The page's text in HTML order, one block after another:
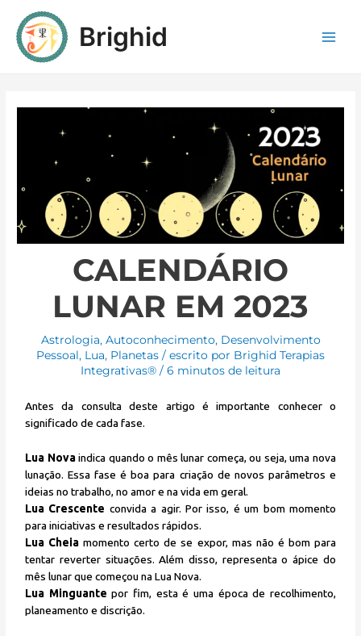
Brighid
CALENDÁRIO
LUNAR EM 2023
Astrologia, Autoconhecimento, Desenvolvimento
Pessoal, Lua, Planetas / escrito por Brighid Terapias
Integrativas® / 6 minutos de leitura
Antes da consulta deste artigo é importante conhecer o
significado de cada fase.
Lua Novaindica quando o mês lunar começa, ou seja, uma nova
lunação. Essa fase é boa para criação de novos parâmetros e
ideias no trabalho, no amor e na vida em geral.
Lua Crescente convida a agir. Por isso, é um bom momento
para iniciativas e resultados rápidos.
Lua Cheia momento certo de se expor, mas não é bom para
tentar reverter situações. Além disso, representa o ápice do
mês lunar que começou na Lua Nova.
Lua Minguantepor fim, esta é uma época de recolhimento,
planeamento e discrição.